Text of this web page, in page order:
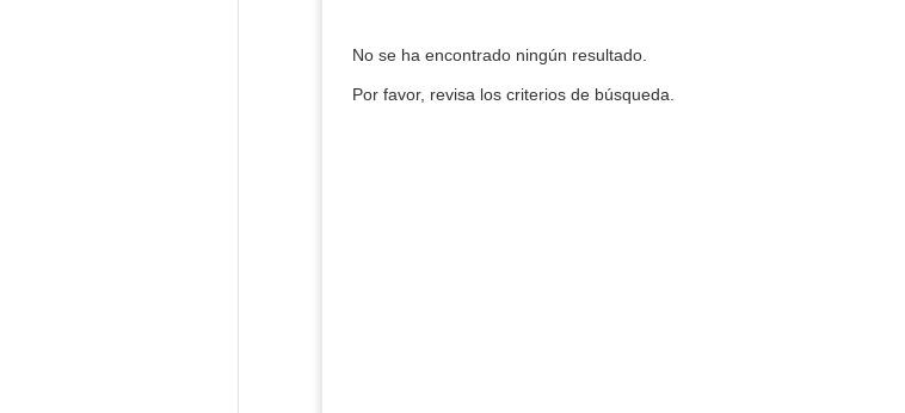
No se ha encontrado ningún resultado.
Por favor, revisa los criterios de búsqueda.